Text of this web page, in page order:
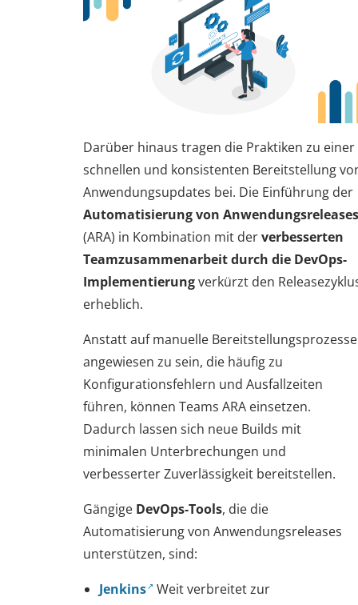
Darüber hinaus tragen die Praktiken zu einer
schnellen und konsistenten Bereitstellung
Anwendungsupdates bei. Die Einführung der
Automatisierung von Anwendungsreleases
(ARA) in Kombination mit derverbesserten
Teamzusammenarbeit durch die DevOps-
Implementierungverkürzt den
erheblich.
Anstatt auf manuelle Bereitstellungsprozesse
angewiesen zu sein, die häufig zu
Konfigurationsfehlern und Ausfallzeiten
führen, können Teams ARA einsetzen.
Dadurch lassen sich neue Builds mit
minimalen Unterbrechungen und
verbesserter Zuverlässigkeit bereitstellen.
Gängige DevOps-Tools, die die
Automatisierung von Anwendungsreleases
unterstützen, sind:
Jenkins Weit verbreitet zur